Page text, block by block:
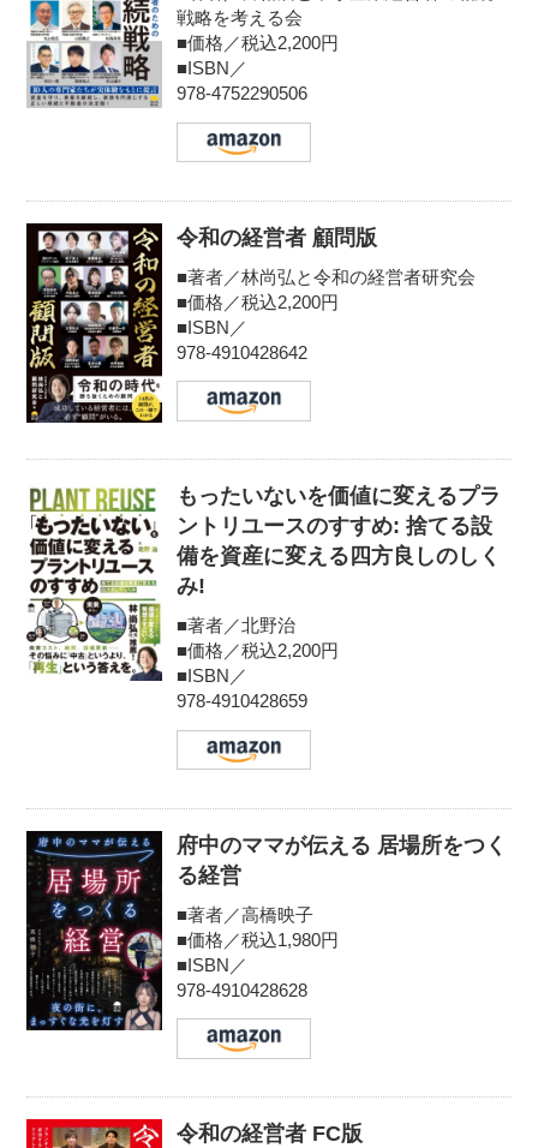
戦略を考える会
■価格／税込2,200円
■ISBN／
978-4752290506
令和の経営者 顧問版
■著者／林尚弘と令和の経営者研究会
■価格／税込2,200円
■ISBN／
978-4910428642
もったいないを価値に変えるプラ
ントリユースのすすめ: 捨てる設
備を資産に変える四方良しのしく
み!
■著者／北野治
■価格／税込2,200円
■ISBN／
978-4910428659
府中のママが伝える 居場所をつく
る経営
■著者／高橋映子
■価格／税込1,980円
■ISBN／
978-4910428628
令和の経営者 FC版